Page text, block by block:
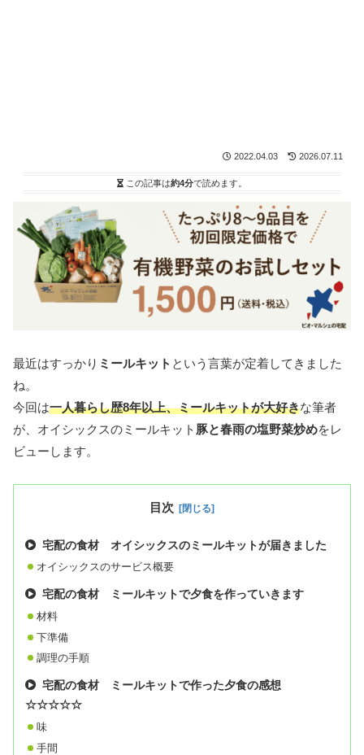
2022.04.03 2026.07.11
この記事は約4分で読めます。
最近はすっかり ミールキット という言葉が定着してきました
ね。
今回は一人暮らし歴8年以上、ミールキットが大好きな筆者
が、オイシックスのミールキット 豚と春雨の塩野菜炒めをレ
ビューします。
目次
宅配の食材 オイシックスのミールキットが届きました
オイシックスのサービス概要
宅配の食材 ミールキットで夕食を作っていきます
材料
下準備
調理の手順
宅配の食材 ミールキットで作った夕食の感想
☆☆☆☆☆
味
手間